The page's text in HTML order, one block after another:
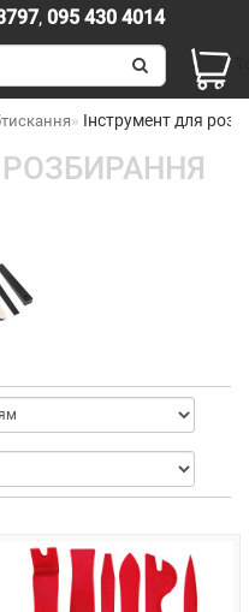
, 095 430 4014
Інструмент для